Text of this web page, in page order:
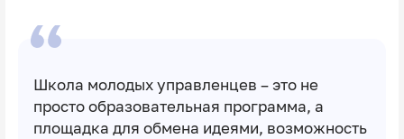
Школа молодых управленцев – это не
просто образовательная программа, а
площадка для обмена идеями, возможность